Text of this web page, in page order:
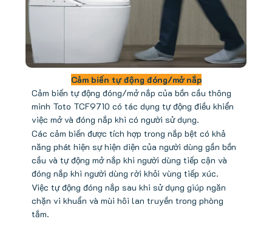
Cảm biến tự động đóng/mở nắp
Cảm biến tự động đóng/mở nắp của bồn cầu thông
minh Toto TCF9710 có tác dụng tự động điều khiển
việc mở và đóng nắp khi có người sử dụng.
Các cảm biến được tích hợp trong nắp bệt có khả
năng phát hiện sự hiện diện của người dùng gần bồn
cầu và tự động mở nắp khi người dùng tiếp cận và
đóng nắp khi người dùng rời khỏi vùng tiếp xúc.
Việc tự động đóng nắp sau khi sử dụng giúp ngăn
chặn vi khuẩn và mùi hôi lan truyền trong phòng
tắm.